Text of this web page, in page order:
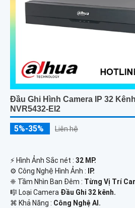
Đầu Ghi Hình Camera IP 32
NVR5432-EI2
5%-35% Liên hệ
️⚡ Hình Ảnh Sắc nét : 32 MP.
⚙ Công Nghệ Hình Ảnh :
IP.
❈ Tầm Nhìn Ban Đêm : Từng Vị Trí
🎼️ Loại Camera Đầu Ghi 32 kênh.
️⌘ Khả Năng : Công Nghệ AI.